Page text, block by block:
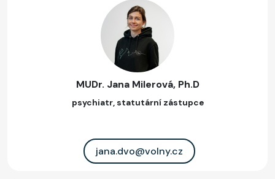
MUDr. Jana Milerová, Ph.D
psychiatr, statutární zástupce
jana.dvo@volny.cz